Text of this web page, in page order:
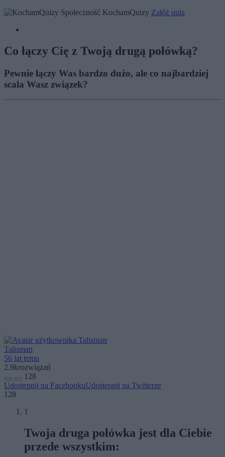
Społeczność KochamQuizy Załóż quiz
Co łączy Cię z Twoją drugą połówką?
Pewnie łączy Was bardzo dużo, ale co najbardziej
scala Wasz związek?
Talisman
56 lat temu
2.9krozwiązań
128
Udostępnij na FacebookuUdostępnij na Twitterze
128
1
Twoja druga połówka jest dla Ciebie
przede wszystkim: